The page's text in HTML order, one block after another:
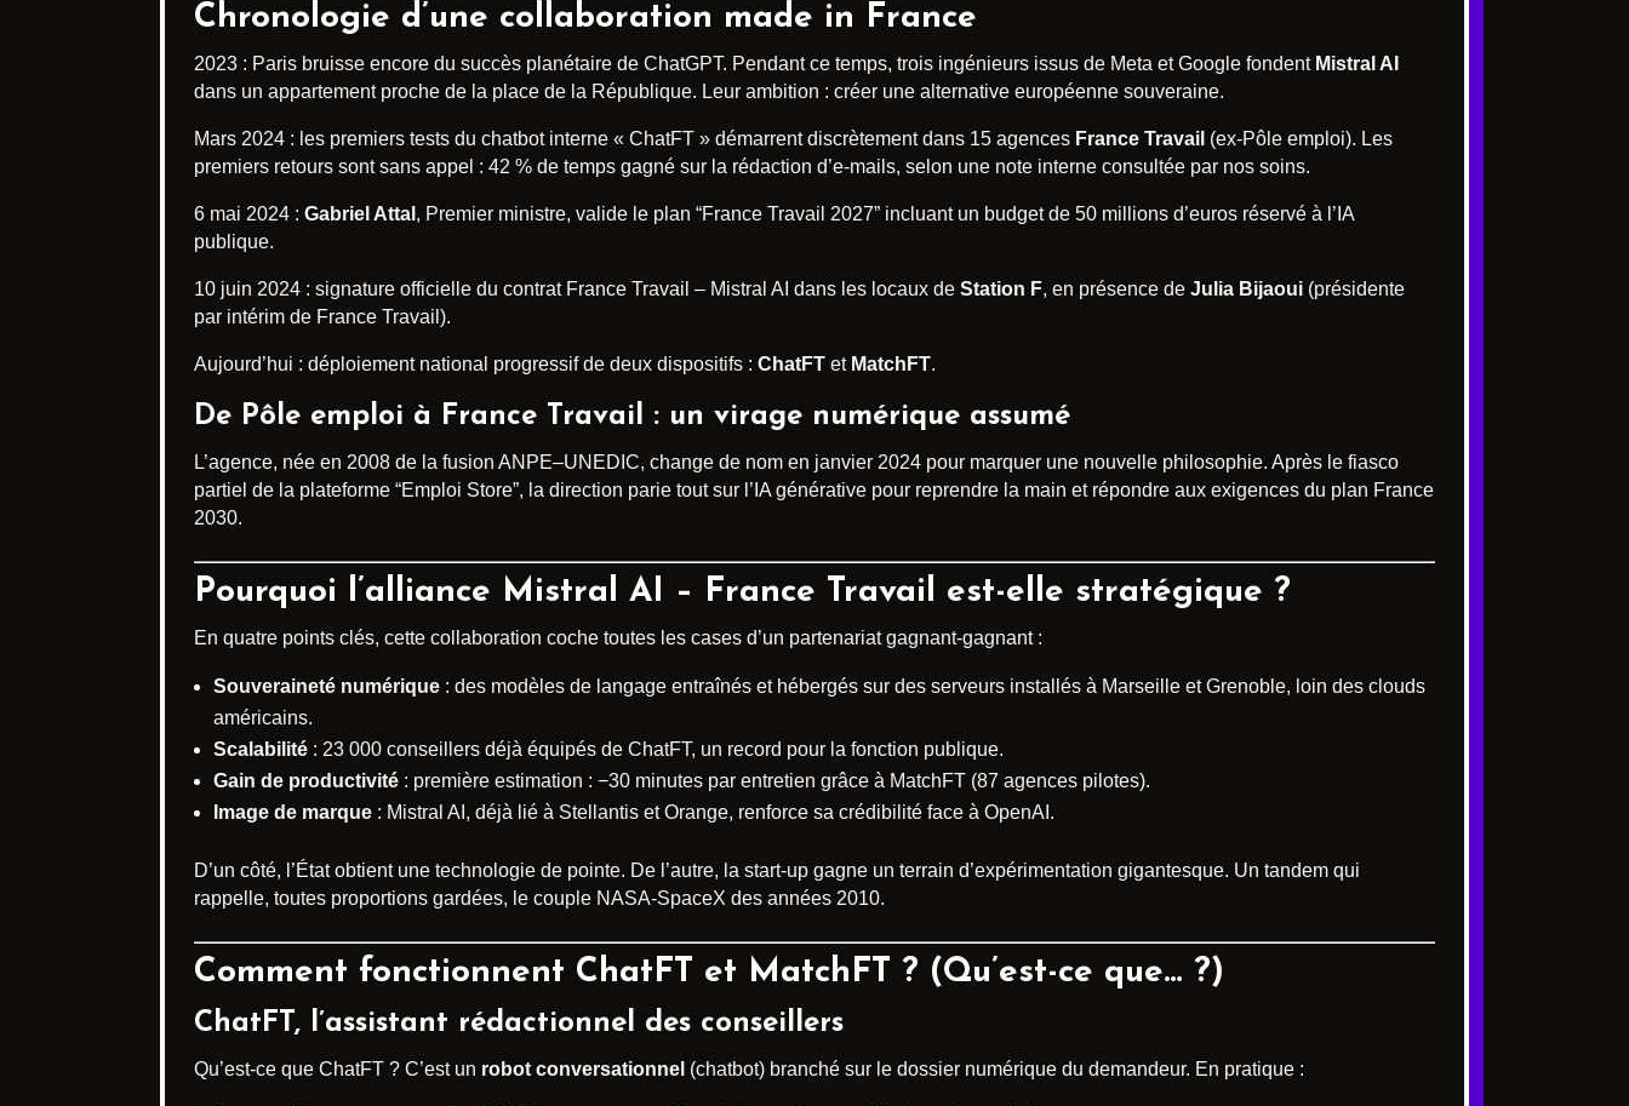
Chronologie d’une collaboration made in France
2023 : Paris bruisse encore du succès planétaire de ChatGPT. Pendant ce temps, trois ingénieurs issus de Meta et Google fondent Mistral AI
dans un appartement proche de la place de la République. Leur ambition : créer une alternative européenne souveraine.
Mars 2024 : les premiers tests du chatbot interne « ChatFT » démarrent discrètement dans 15 agences France Travail (ex-Pôle emploi). Les
premiers retours sont sans appel : 42 % de temps gagné sur la rédaction d’e-mails, selon une note interne consultée par nos soins.
6 mai 2024 : Gabriel Attal , Premier ministre, valide le plan “France Travail 2027” incluant un budget de 50 millions d’euros réservé à l’IA
publique.
10 juin 2024 : signature officielle du contrat France Travail – Mistral AI dans les locaux de Station F, en présence de Julia Bijaoui (présidente
par intérim de France Travail).
Aujourd’hui : déploiement national progressif de deux dispositifs : ChatFT et MatchFT.
De Pôle emploi à France Travail : un virage numérique assumé
L’agence, née en 2008 de la fusion ANPE–UNEDIC, change de nom en janvier 2024 pour marquer une nouvelle philosophie. Après le fiasco
partiel de la plateforme “Emploi Store”, la direction parie tout sur l’IA générative pour reprendre la main et répondre aux exigences du plan France
2030.
Pourquoi l’alliance Mistral AI – France Travail est-elle stratégique ?
En quatre points clés, cette collaboration coche toutes les cases d’un partenariat gagnant-gagnant :
Souveraineté numérique : des modèles de langage entraînés et hébergés sur des serveurs installés à Marseille et Grenoble, loin des clouds
américains.
Scalabilité : 23 000 conseillers déjà équipés de ChatFT, un record pour la fonction publique.
Gain de productivité : première estimation : −30 minutes par entretien grâce à MatchFT (87 agences pilotes).
Image de marque : Mistral AI, déjà lié à Stellantis et Orange, renforce sa crédibilité face à OpenAI.
D’un côté, l’État obtient une technologie de pointe. De l’autre, la start-up gagne un terrain d’expérimentation gigantesque. Un tandem qui
rappelle, toutes proportions gardées, le couple NASA-SpaceX des années 2010.
Comment fonctionnent ChatFT et MatchFT ? (Qu’est-ce que… ?)
ChatFT, l’assistant rédactionnel des conseillers
Qu’est-ce que ChatFT ? C’est un robot conversationnel (chatbot) branché sur le dossier numérique du demandeur. En pratique :